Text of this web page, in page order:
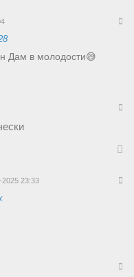
Дам в молодости😅
2025 23:33